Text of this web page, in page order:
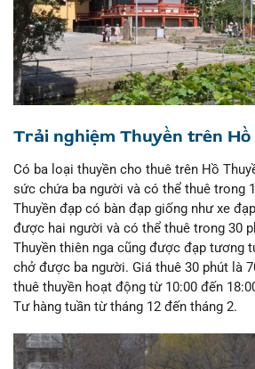
Trải nghiệm Thuyền trên Hồ
Có ba loại thuyền cho thuê trên Hồ
sức chứa ba người và có thể thuê trong
Thuyền đạp có bàn đạp giống như xe
được hai người và có thể thuê trong 30
Thuyền thiên nga cũng được đạp tương
chở được ba người. Giá thuê 30 phút là
thuê thuyền hoạt động từ 10:00 đến
Tư hàng tuần từ tháng 12 đến tháng 2.